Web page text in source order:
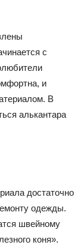
с
и
В
алькантара
достаточно
одежды.
швейному
коня».